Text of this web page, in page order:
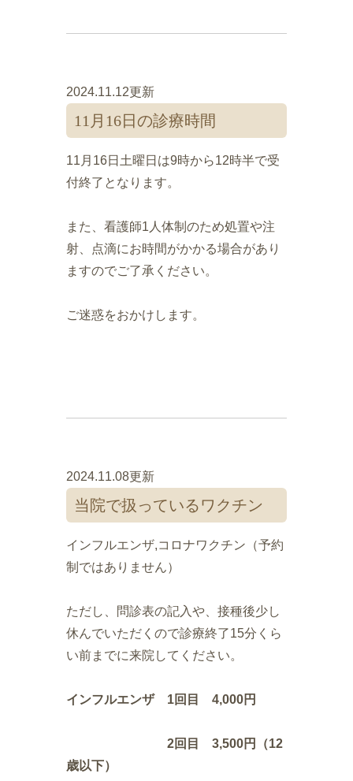
2024.11.12更新
11月16日の診療時間
11月16日土曜日は9時から12時半で受
付終了となります。
また、看護師1人体制のため処置や注
射、点滴にお時間がかかる場合があり
ますのでご了承ください。
ご迷惑をおかけします。
2024.11.08更新
当院で扱っているワクチン
インフルエンザ,コロナワクチン（予約
制ではありません）
ただし、問診表の記入や、接種後少し
休んでいただくので診療終了15分くら
い前までに来院してください。
インフルエンザ 1回目 4,000円
2回目 3,500円（12
歳以下）